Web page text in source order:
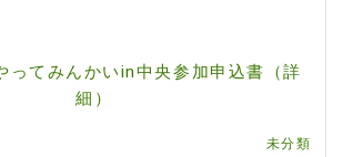
てみんかいin中央参加申込書（詳
細）
未分類